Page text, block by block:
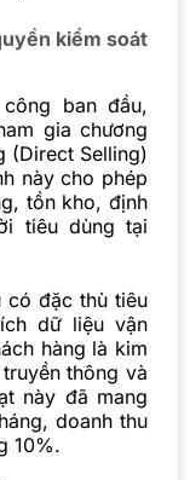
kiểm soát
ban đầu,
gia chương
(Direct Selling)
này cho phép
tồn kho, định
tiêu dùng tại
có đặc thù tiêu
dữ liệu vận
hàng là kim
thông và
này đã mang
doanh thu
10%.